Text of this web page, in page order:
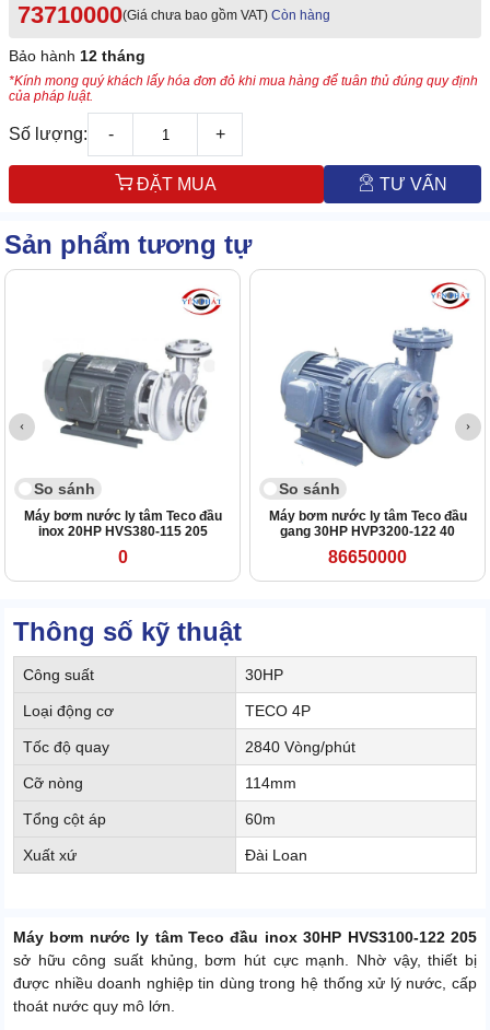
73710000(Giá chưa bao gồm VAT) Còn hàng
Bảo hành 12 tháng
*Kính mong quý khách lấy hóa đơn đỏ khi mua hàng để tuân thủ đúng quy định
của pháp luật.
Số lượng: - +
ĐẶT MUA TƯ VẤN
Sản phẩm tương tự
So sánh
Máy bơm nước ly tâm Teco đầu
inox 20HP HVS380-115 205
0
So sánh
Máy bơm nước ly tâm Teco đầu
gang 30HP HVP3200-122 40
86650000
Thông số kỹ thuật
Công suất 30HP
Loại động cơ TECO 4P
Tốc độ quay 2840 Vòng/phút
Cỡ nòng 114mm
Tổng cột áp 60m
Xuất xứ Đài Loan
Máy bơm nước ly tâm Teco đầu inox 30HP HVS3100-122 205
sở hữu công suất khủng, bơm hút cực mạnh. Nhờ vậy, thiết bị
được nhiều doanh nghiệp tin dùng trong hệ thống xử lý nước, cấp
thoát nước quy mô lớn.